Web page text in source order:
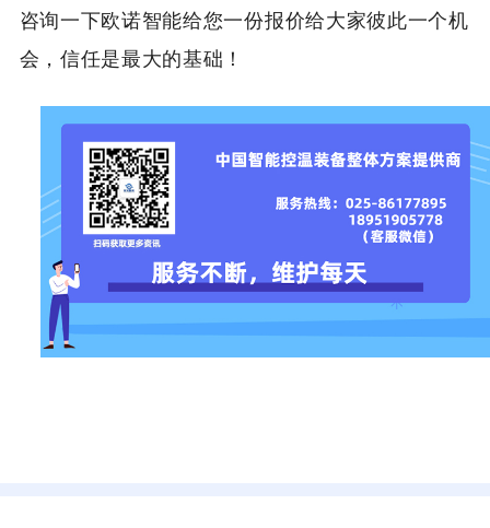
咨询一下欧诺智能给您一份报价给大家彼此一个机
会，信任是最大的基础！